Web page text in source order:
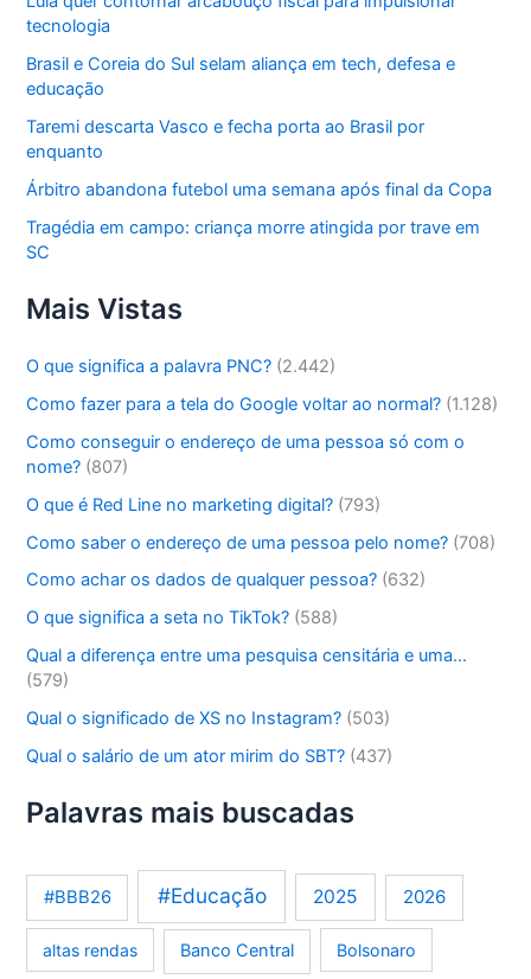
tecnologia
Brasil e Coreia do Sul selam aliança em tech, defesa e
educação
Taremi descarta Vasco e fecha porta ao Brasil por
enquanto
Árbitro abandona futebol uma semana após final da Copa
Tragédia em campo: criança morre atingida por trave em
SC
Mais Vistas
O que significa a palavra PNC? (2.442)
Como fazer para a tela do Google voltar ao normal? (1.128)
Como conseguir o endereço de uma pessoa só com o
nome? (807)
O que é Red Line no marketing digital? (793)
Como saber o endereço de uma pessoa pelo nome? (708)
Como achar os dados de qualquer pessoa? (632)
O que significa a seta no TikTok? (588)
Qual a diferença entre uma pesquisa censitária e uma…
(579)
Qual o significado de XS no Instagram? (503)
Qual o salário de um ator mirim do SBT? (437)
Palavras mais buscadas
#BBB26 #Educação 2025 2026
altas rendas Banco Central Bolsonaro